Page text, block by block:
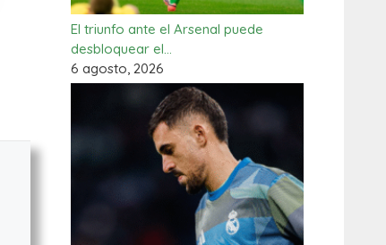
El triunfo ante el Arsenal puede
desbloquear el…
6 agosto, 2026